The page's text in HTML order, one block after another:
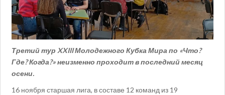
Третий тур XXIIIМолодежного Кубка Мира по «Что?
Где? Когда?» неизменно проходит в последний месяц
осени.
16 ноября старшая лига, в составе 12 команд из 19